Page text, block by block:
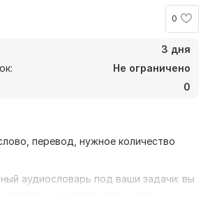
0
3 дня
Не ограничено
0
перевод, нужное количество
аудиословарь под ваши задачи: вы